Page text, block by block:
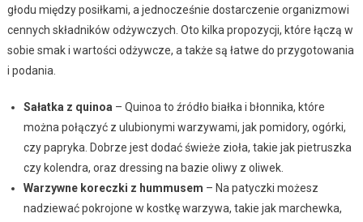
głodu między posiłkami, a jednocześnie dostarczenie organizmowi
cennych składników odżywczych. Oto kilka propozycji, które łączą w
sobie smak i wartości odżywcze, a także są łatwe do przygotowania
i podania.
Sałatka z quinoa – Quinoa to źródło białka i błonnika, które
można połączyć z ulubionymi warzywami, jak pomidory, ogórki,
czy papryka. Dobrze jest dodać świeże zioła, takie jak pietruszka
czy kolendra, oraz dressing na bazie oliwy z oliwek.
Warzywne koreczki z hummusem – Na patyczki możesz
nadziewać pokrojone w kostkę warzywa, takie jak marchewka,